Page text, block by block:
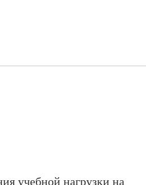
учебной нагрузки на